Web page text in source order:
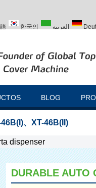
한국의 العربية
BLOG
、 XT-46B(II)
dispenser
DURABLE AUTO